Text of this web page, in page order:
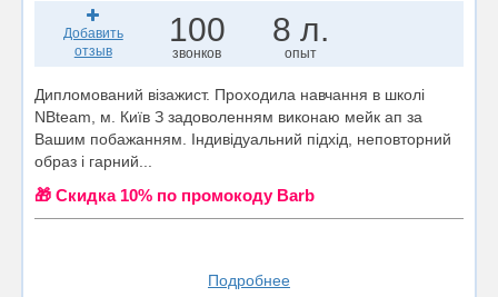
Добавить
отзыв
100
звонков
8 л.
опыт
Дипломований візажист. Проходила навчання в школі
NBteam, м. Київ З задоволенням виконаю мейк ап за
Вашим побажанням. Індивідуальний підхід, неповторний
образ і гарний...
🎁 Cкидка 10% по промокоду Barb
Подробнее